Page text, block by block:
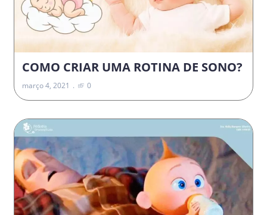
COMO CRIAR UMA ROTINA DE SONO?
março 4, 2021 0